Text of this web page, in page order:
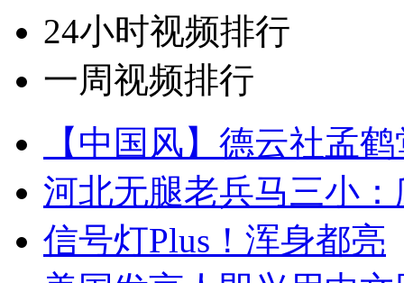
24小时视频排行
一周视频排行
【中国风】德云社孟
河北无腿老兵马三小
信号灯Plus！浑身都亮